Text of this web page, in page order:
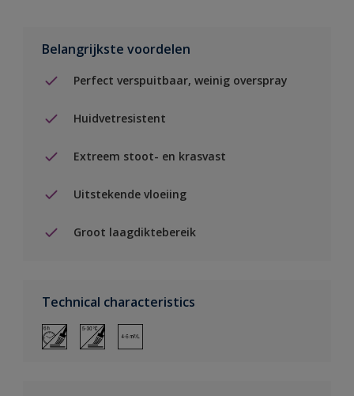
Belangrijkste voordelen
Perfect verspuitbaar, weinig overspray
Huidvetresistent
Extreem stoot- en krasvast
Uitstekende vloeiing
Groot laagdiktebereik
Technical characteristics